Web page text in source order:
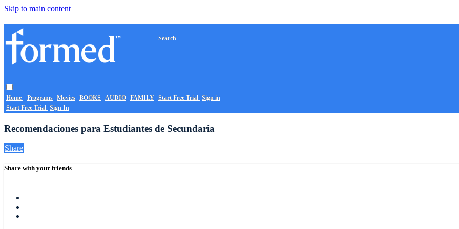
Skip to main content
Home Programs Movies BOOKS AUDIO FAMILY
Search
Start Free Trial Sign in
Start Free Trial Sign In
Recomendaciones para Estudiantes de Secundaria
Share
Share with your friends